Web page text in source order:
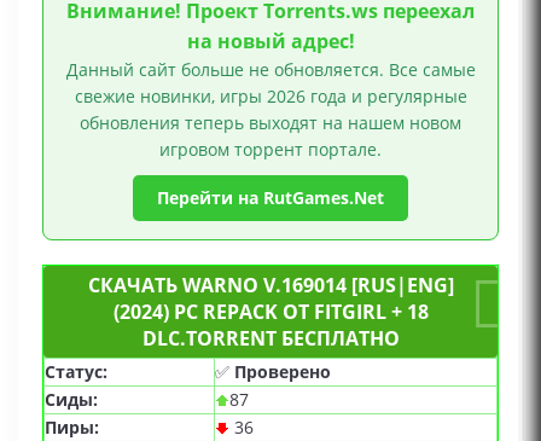
игрока, Поддержка модификаций, Командная
Внимание! Проект Torrents.ws переехал
на новый адрес!
Данный сайт больше не обновляется. Все самые
свежие новинки, игры 2026 года и регулярные
обновления теперь выходят на нашем новом
игровом торрент портале.
Перейти на RutGames.Net
СКАЧАТЬ WARNO V.169014 [RUS|ENG]
(2024) PC REPACK ОТ FITGIRL + 18
DLC.TORRENT БЕСПЛАТНО
Статус: ✅ Проверено
Сиды:
87
Пиры:
36